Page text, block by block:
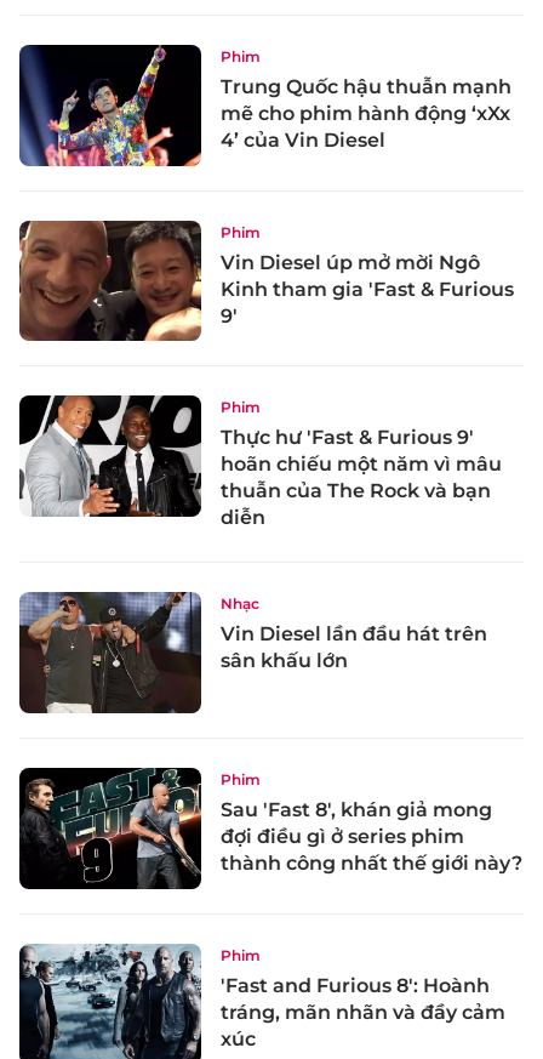
Phim
Trung Quốc hậu thuẫn mạnh
mẽ cho phim hành động ‘xXx
4’ của Vin Diesel
Phim
Vin Diesel úp mở mời Ngô
Kinh tham gia 'Fast & Furious
9'
Phim
Thực hư 'Fast & Furious 9'
hoãn chiếu một năm vì mâu
thuẫn của The Rock và bạn
diễn
Nhạc
Vin Diesel lần đầu hát trên
sân khấu lớn
Phim
Sau 'Fast 8', khán giả mong
đợi điều gì ở series phim
thành công nhất thế giới này?
Phim
'Fast and Furious 8': Hoành
tráng, mãn nhãn và đầy cảm
xúc